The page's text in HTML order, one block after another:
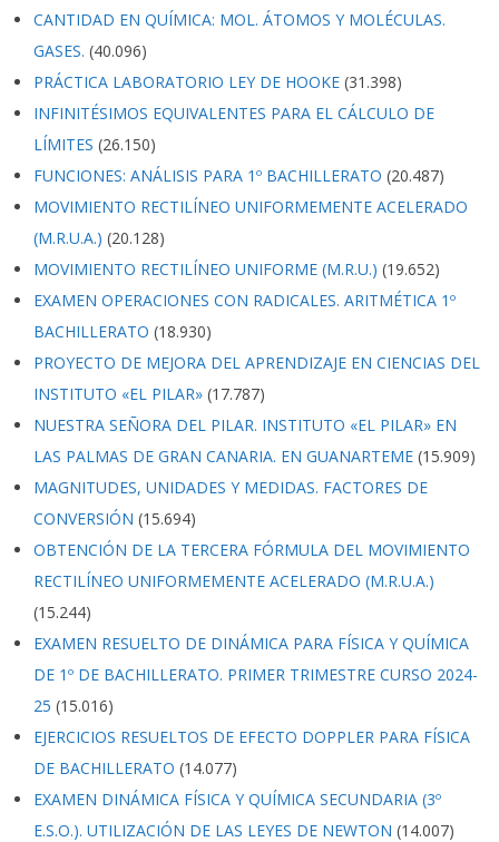
CANTIDAD EN QUÍMICA: MOL. ÁTOMOS Y MOLÉCULAS.
GASES. (40.096)
PRÁCTICA LABORATORIO LEY DE HOOKE (31.398)
INFINITÉSIMOS EQUIVALENTES PARA EL CÁLCULO DE
LÍMITES (26.150)
FUNCIONES: ANÁLISIS PARA 1º BACHILLERATO (20.487)
MOVIMIENTO RECTILÍNEO UNIFORMEMENTE ACELERADO
(M.R.U.A.) (20.128)
MOVIMIENTO RECTILÍNEO UNIFORME (M.R.U.) (19.652)
EXAMEN OPERACIONES CON RADICALES. ARITMÉTICA 1º
BACHILLERATO (18.930)
PROYECTO DE MEJORA DEL APRENDIZAJE EN CIENCIAS DEL
INSTITUTO «EL PILAR» (17.787)
NUESTRA SEÑORA DEL PILAR. INSTITUTO «EL PILAR» EN
LAS PALMAS DE GRAN CANARIA. EN GUANARTEME (15.909)
MAGNITUDES, UNIDADES Y MEDIDAS. FACTORES DE
CONVERSIÓN (15.694)
OBTENCIÓN DE LA TERCERA FÓRMULA DEL MOVIMIENTO
RECTILÍNEO UNIFORMEMENTE ACELERADO (M.R.U.A.)
(15.244)
EXAMEN RESUELTO DE DINÁMICA PARA FÍSICA Y QUÍMICA
DE 1º DE BACHILLERATO. PRIMER TRIMESTRE CURSO 2024-
25 (15.016)
EJERCICIOS RESUELTOS DE EFECTO DOPPLER PARA FÍSICA
DE BACHILLERATO (14.077)
EXAMEN DINÁMICA FÍSICA Y QUÍMICA SECUNDARIA (3º
E.S.O.). UTILIZACIÓN DE LAS LEYES DE NEWTON (14.007)